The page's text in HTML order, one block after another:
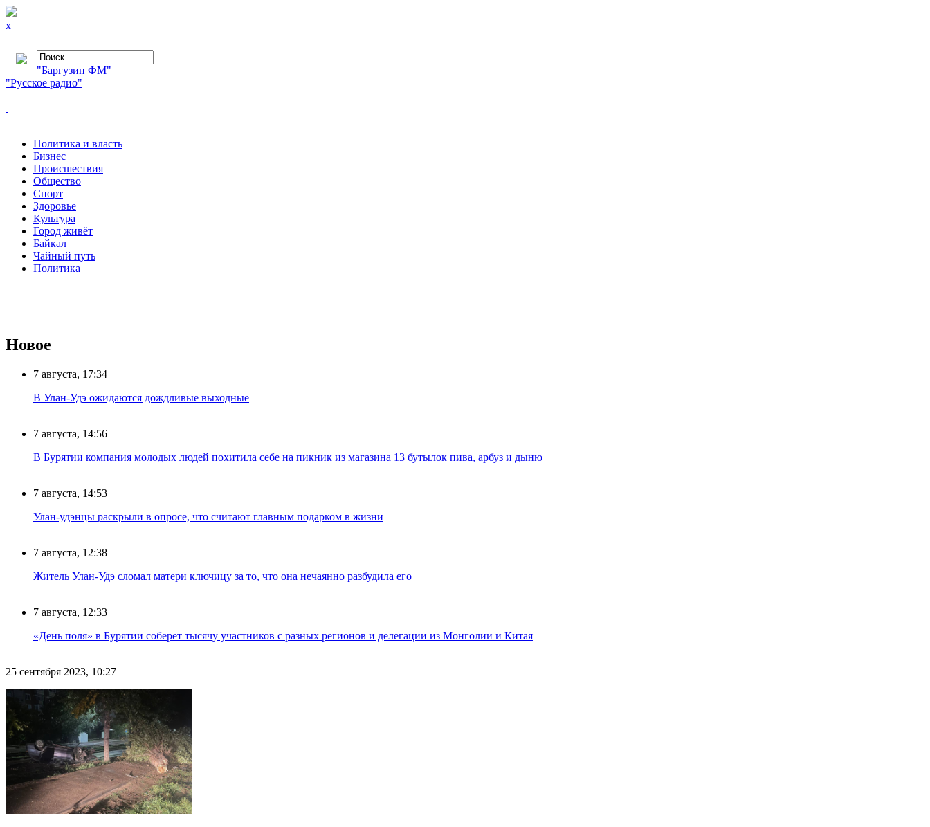
x
"Баргузин ФМ"
"Русское радио"
Политика и власть
Бизнес
Происшествия
Общество
Cпорт
Здоровье
Культура
Город живёт
Байкал
Чайный путь
Политика
Новое
7 августа, 17:34
В Улан-Удэ ожидаются дождливые выходные
7 августа, 14:56
В Бурятии компания молодых людей похитила себе на пикник из магазина 13 бутылок пива, арбуз и дыню
7 августа, 14:53
Улан-удэнцы раскрыли в опросе, что считают главным подарком в жизни
7 августа, 12:38
Житель Улан-Удэ сломал матери ключицу за то, что она нечаянно разбудила его
7 августа, 12:33
«День поля» в Бурятии соберет тысячу участников с разных регионов и делегации из Монголии и Китая
25 сентября 2023, 10:27